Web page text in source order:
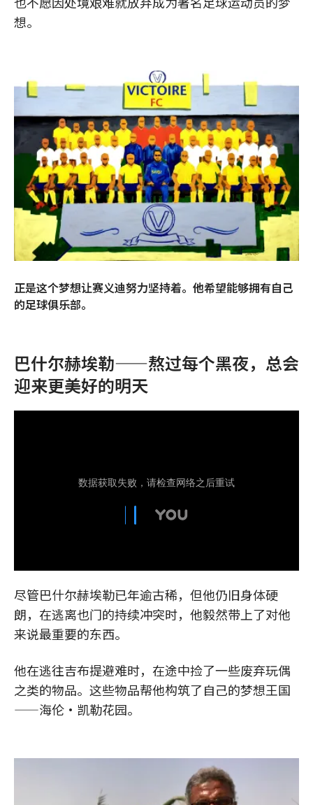
想。
正是这个梦想让赛义迪努力坚持着。他希望能够拥有自己
的足球俱乐部。
巴什尔赫埃勒——熬过每个黑夜，总会
迎来更美好的明天
尽管巴什尔赫埃勒已年逾古稀，但他仍旧身体硬
朗，在逃离也门的持续冲突时，他毅然带上了对他
来说最重要的东西。
他在逃往吉布提避难时，在途中捡了一些废弃玩偶
之类的物品。这些物品帮他构筑了自己的梦想王国
——海伦·凯勒花园。